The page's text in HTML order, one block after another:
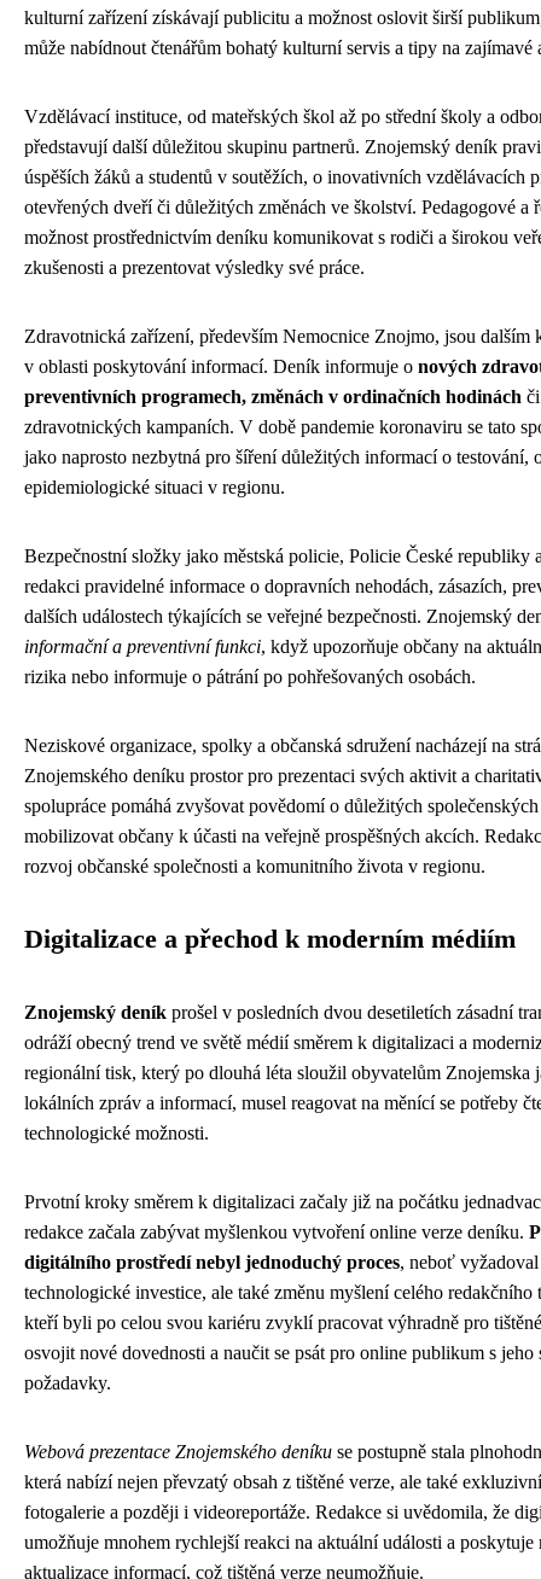
kulturní zařízení získávají publicitu a možnost oslovit širší
může nabídnout čtenářům bohatý kulturní servis a tipy na zajímavé
Vzdělávací instituce, od mateřských škol až po střední školy a
představují další důležitou skupinu partnerů. Znojemský deník
úspěších žáků a studentů v soutěžích, o inovativních vzdělávacích
otevřených dveří či důležitých změnách ve školství. Pedagogové a
možnost prostřednictvím deníku komunikovat s rodiči a širokou
zkušenosti a prezentovat výsledky své práce.
Zdravotnická zařízení, především Nemocnice Znojmo, jsou dalším
v oblasti poskytování informací. Deník informuje o nových
preventivních programech, změnách v ordinačních hodinách
zdravotnických kampaních. V době pandemie koronaviru se tato
jako naprosto nezbytná pro šíření důležitých informací o testování,
epidemiologické situaci v regionu.
Bezpečnostní složky jako městská policie, Policie České republiky
redakci pravidelné informace o dopravních nehodách, zásazích,
dalších událostech týkajících se veřejné bezpečnosti. Znojemský
informační a preventivní funkci, když upozorňuje občany na
rizika nebo informuje o pátrání po pohřešovaných osobách.
Neziskové organizace, spolky a občanská sdružení nacházejí na
Znojemského deníku prostor pro prezentaci svých aktivit a
spolupráce pomáhá zvyšovat povědomí o důležitých společenských
mobilizovat občany k účasti na veřejně prospěšných akcích.
rozvoj občanské společnosti a komunitního života v regionu.
Digitalizace a přechod k moderním médiím
Znojemský deník prošel v posledních dvou desetiletích zásadní
odráží obecný trend ve světě médií směrem k digitalizaci a
regionální tisk, který po dlouhá léta sloužil obyvatelům Znojemska
lokálních zpráv a informací, musel reagovat na měnící se potřeby
technologické možnosti.
Prvotní kroky směrem k digitalizaci začaly již na počátku
redakce začala zabývat myšlenkou vytvoření online verze deníku.
digitálního prostředí nebyl jednoduchý proces, neboť vyžadoval
technologické investice, ale také změnu myšlení celého
kteří byli po celou svou kariéru zvyklí pracovat výhradně pro
osvojit nové dovednosti a naučit se psát pro online publikum s
požadavky.
Webová prezentace Znojemského deníku se postupně stala
která nabízí nejen převzatý obsah z tištěné verze, ale také
fotogalerie a později i videoreportáže. Redakce si uvědomila, že
umožňuje mnohem rychlejší reakci na aktuální události a poskytuje
aktualizace informací, což tištěná verze neumožňuje.